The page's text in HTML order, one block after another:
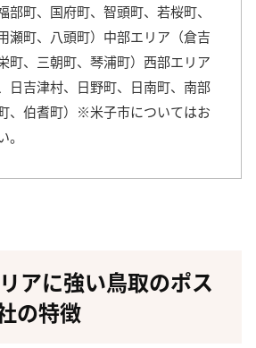
部町、国府町、智頭町、若桜町、
瀬町、八頭町）中部エリア（倉吉
町、三朝町、琴浦町）西部エリア
日吉津村、日野町、日南町、南部
伯耆町） ※米子市についてはお
アに強い鳥取のポス
の特徴